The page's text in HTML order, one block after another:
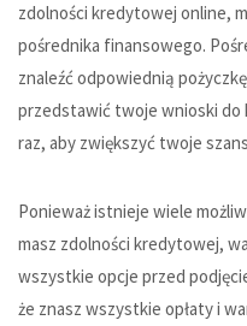
zdolności kredytowej online,
pośrednika finansowego.
znaleźć odpowiednią
przedstawić twoje wnioski do
raz, aby zwiększyć twoje
Ponieważ istnieje wiele
masz zdolności kredytowej,
wszystkie opcje przed
że znasz wszystkie opłaty i